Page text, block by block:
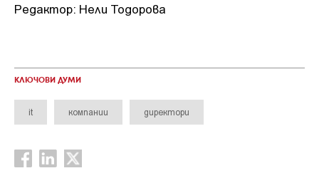
Редактор: Нели Тодорова
КЛЮЧОВИ ДУМИ
it компании директори